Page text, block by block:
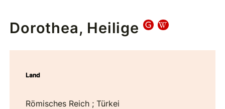
Dorothea, Heilige
Land
Römisches Reich ; Türkei